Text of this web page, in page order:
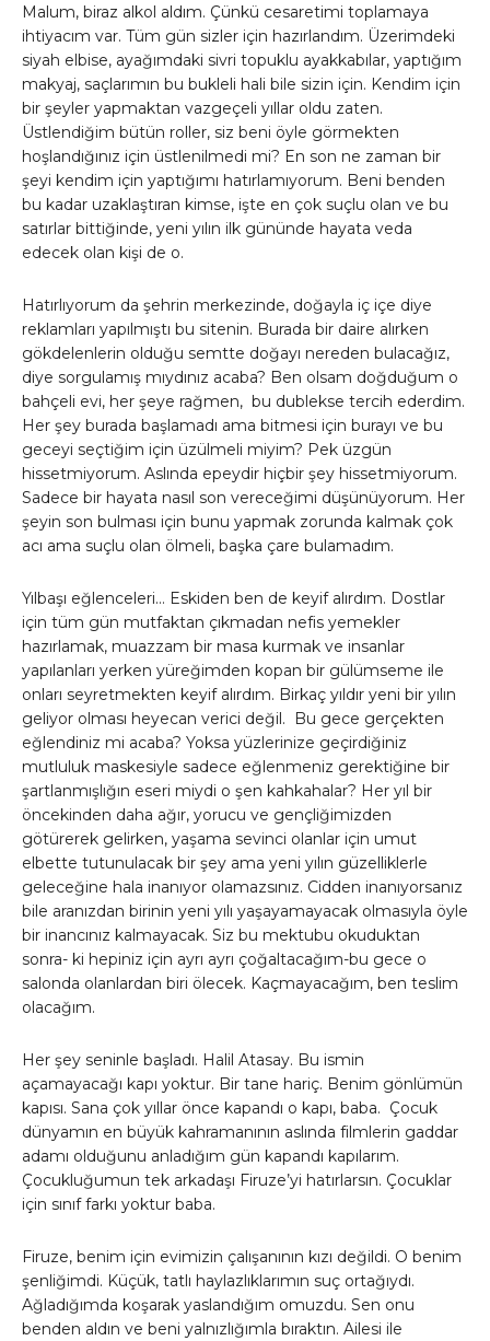
Malum, biraz alkol aldım. Çünkü cesaretimi toplamaya
ihtiyacım var. Tüm gün sizler için hazırlandım. Üzerimdeki
siyah elbise, ayağımdaki sivri topuklu ayakkabılar, yaptığım
makyaj, saçlarımın bu bukleli hali bile sizin için. Kendim için
bir şeyler yapmaktan vazgeçeli yıllar oldu zaten.
Üstlendiğim bütün roller, siz beni öyle görmekten
hoşlandığınız için üstlenilmedi mi? En son ne zaman bir
şeyi kendim için yaptığımı hatırlamıyorum. Beni benden
bu kadar uzaklaştıran kimse, işte en çok suçlu olan ve bu
satırlar bittiğinde, yeni yılın ilk gününde hayata veda
edecek olan kişi de o.
Hatırlıyorum da şehrin merkezinde, doğayla iç içe diye
reklamları yapılmıştı bu sitenin. Burada bir daire alırken
gökdelenlerin olduğu semtte doğayı nereden bulacağız,
diye sorgulamış mıydınız acaba? Ben olsam doğduğum o
bahçeli evi, her şeye rağmen, bu dublekse tercih ederdim.
Her şey burada başlamadı ama bitmesi için burayı ve bu
geceyi seçtiğim için üzülmeli miyim? Pek üzgün
hissetmiyorum. Aslında epeydir hiçbir şey hissetmiyorum.
Sadece bir hayata nasıl son vereceğimi düşünüyorum. Her
şeyin son bulması için bunu yapmak zorunda kalmak çok
acı ama suçlu olan ölmeli, başka çare bulamadım.
Yılbaşı eğlenceleri… Eskiden ben de keyif alırdım. Dostlar
için tüm gün mutfaktan çıkmadan nefis yemekler
hazırlamak, muazzam bir masa kurmak ve insanlar
yapılanları yerken yüreğimden kopan bir gülümseme ile
onları seyretmekten keyif alırdım. Birkaç yıldır yeni bir yılın
geliyor olması heyecan verici değil. Bu gece gerçekten
eğlendiniz mi acaba? Yoksa yüzlerinize geçirdiğiniz
mutluluk maskesiyle sadece eğlenmeniz gerektiğine bir
şartlanmışlığın eseri miydi o şen kahkahalar? Her yıl bir
öncekinden daha ağır, yorucu ve gençliğimizden
götürerek gelirken, yaşama sevinci olanlar için umut
elbette tutunulacak bir şey ama yeni yılın güzelliklerle
geleceğine hala inanıyor olamazsınız. Cidden inanıyorsanız
bile aranızdan birinin yeni yılı yaşayamayacak olmasıyla öyle
bir inancınız kalmayacak. Siz bu mektubu okuduktan
sonra- ki hepiniz için ayrı ayrı çoğaltacağım-bu gece o
salonda olanlardan biri ölecek. Kaçmayacağım, ben teslim
olacağım.
Her şey seninle başladı. Halil Atasay. Bu ismin
açamayacağı kapı yoktur. Bir tane hariç. Benim gönlümün
kapısı. Sana çok yıllar önce kapandı o kapı, baba. Çocuk
dünyamın en büyük kahramanının aslında filmlerin gaddar
adamı olduğunu anladığım gün kapandı kapılarım.
Çocukluğumun tek arkadaşı Firuze’yi hatırlarsın. Çocuklar
için sınıf farkı yoktur baba.
Firuze, benim için evimizin çalışanının kızı değildi. O benim
şenliğimdi. Küçük, tatlı haylazlıklarımın suç ortağıydı.
Ağladığımda koşarak yaslandığım omuzdu. Sen onu
benden aldın ve beni yalnızlığımla bıraktın. Ailesi ile